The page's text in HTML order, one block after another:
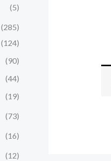
(5)
(285)
(124)
(90)
(44)
(19)
(73)
(16)
(12)